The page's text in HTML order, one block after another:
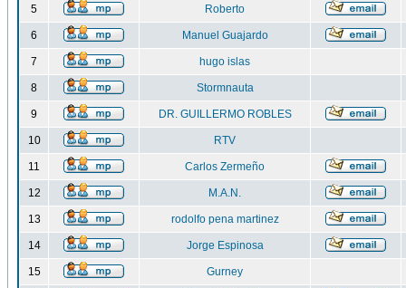
5 Roberto
6 Manuel Guajardo
7 hugo islas
8 Stormnauta
9 DR. GUILLERMO ROBLES
10 RTV
11 Carlos Zermeño
12 M.A.N.
13 rodolfo pena martinez
14 Jorge Espinosa
15 Gurney